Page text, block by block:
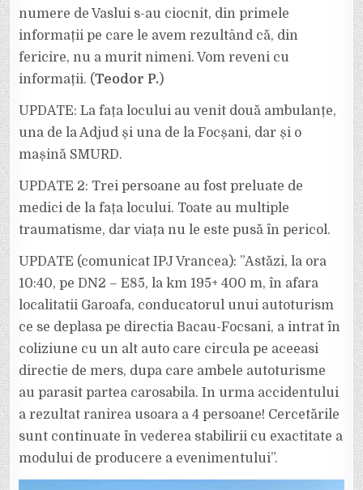
numere de Vaslui s-au ciocnit, din primele
informații pe care le avem rezultând că, din
fericire, nu a murit nimeni. Vom reveni cu
informații. (Teodor P.)
UPDATE: La fața locului au venit două ambulanțe,
una de la Adjud și una de la Focșani, dar și o
mașină SMURD.
UPDATE 2: Trei persoane au fost preluate de
medici de la fața locului. Toate au multiple
traumatisme, dar viața nu le este pusă în pericol.
UPDATE (comunicat IPJ Vrancea): ”Astăzi, la ora
10:40, pe DN2 – E85, la km 195+ 400 m, în afara
localitatii Garoafa, conducatorul unui autoturism
ce se deplasa pe directia Bacau-Focsani, a intrat în
coliziune cu un alt auto care circula pe aceeasi
directie de mers, dupa care ambele autoturisme
au parasit partea carosabila. In urma accidentului
a rezultat ranirea usoara a 4 persoane! Cercetările
sunt continuate în vederea stabilirii cu exactitate a
modului de producere a evenimentului”.